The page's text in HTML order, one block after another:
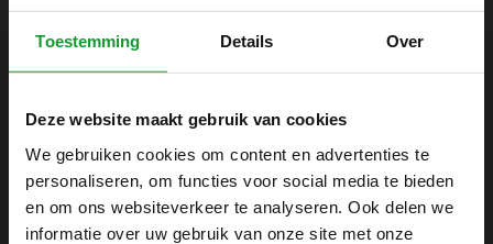
Toestemming Details Over
Deze website maakt gebruik van cookies
We gebruiken cookies om content en advertenties te
personaliseren, om functies voor social media te bieden
en om ons websiteverkeer te analyseren. Ook delen we
informatie over uw gebruik van onze site met onze
SHIRTSUPPLIER.NL
Webshop voor mannen
Zijlijnstraat 24
1433 DC